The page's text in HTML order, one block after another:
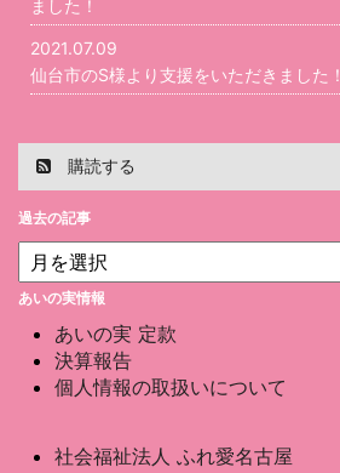
ました！
2021.07.09
仙台市のS様より支援をいただきました！
購読する
過去の記事
あいの実情報
あいの実 定款
決算報告
個人情報の取扱いについて
社会福祉法人 ふれ愛名古屋